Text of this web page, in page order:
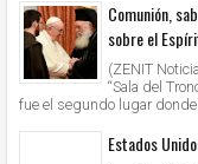
Comunión,
sobre el
(ZENIT
“Sala del
fue el segundo lugar donde
Estados